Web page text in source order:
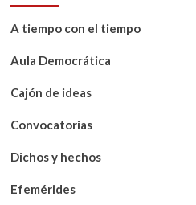
A tiempo con el tiempo
Aula Democrática
Cajón de ideas
Convocatorias
Dichos y hechos
Efemérides